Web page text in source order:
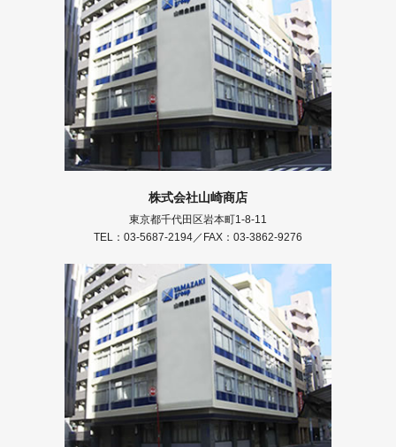
株式会社山崎商店
東京都千代田区岩本町1-8-11
TEL：03-5687-2194／FAX：03-3862-9276